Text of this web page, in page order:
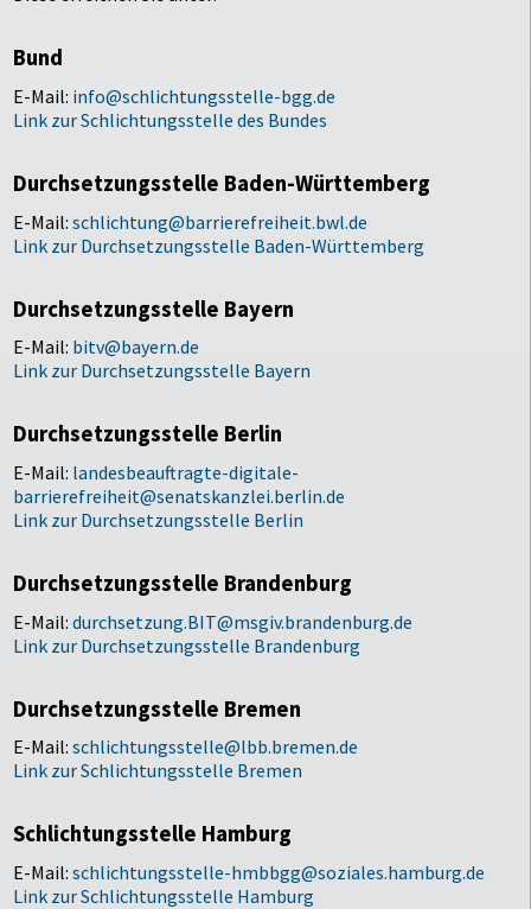
Bund
E-Mail: info@schlichtungsstelle-bgg.de
Link zur Schlichtungsstelle des Bundes
Durchsetzungsstelle Baden-Württemberg
E-Mail:schlichtung@barrierefreiheit.bwl.de
Link zur Durchsetzungsstelle Baden-Württemberg
Durchsetzungsstelle Bayern
E-Mail: bitv@bayern.de
Link zur Durchsetzungsstelle Bayern
Durchsetzungsstelle Berlin
E-Mail: landesbeauftragte-digitale-
barrierefreiheit@senatskanzlei.berlin.de
Link zur Durchsetzungsstelle Berlin
Durchsetzungsstelle Brandenburg
E-Mail:durchsetzung.BIT@msgiv.brandenburg.de
Link zur Durchsetzungsstelle Brandenburg
Durchsetzungsstelle Bremen
E-Mail:schlichtungsstelle@lbb.bremen.de
Link zur Schlichtungsstelle Bremen
Schlichtungsstelle Hamburg
E-Mail:schlichtungsstelle-hmbbgg@soziales.hamburg.de
Link zur Schlichtungsstelle Hamburg